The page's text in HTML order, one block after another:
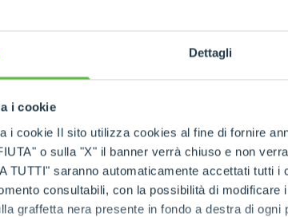
Dettagli
i cookie
i cookie Il sito utilizza cookies al fine di fornire
o sulla "X" il banner verrà chiuso e non
TUTTI" saranno automaticamente accettati tutti
consultabili, con la possibilità di
graffetta nera presente in fondo a destra di